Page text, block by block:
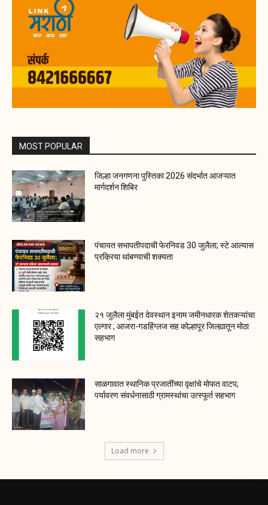
MOST POPULAR
जिल्हा जनगणना पुस्तिका 2026 संदर्भात आजऱ्यात
मार्गदर्शन शिबिर
पंचायत सभापतीपदाची फेरनिवड 30 जुलैला; स्टे आल्यास
प्रक्रिया थांबण्याची शक्यता
२१ जुलैला मुंबईत देवस्थान इनाम जमीनधारक शेतकऱ्यांचा
एल्गार ; आजरा-गडहिंग्लज सह कोल्हापूर जिल्ह्यातून मोठा
सहभाग
साळगावात स्थानिक प्रजातींच्या वृक्षांचे मोफत वाटप;
पर्यावरण संवर्धनासाठी ग्रामस्थांचा उत्स्फूर्त सहभाग
Load more